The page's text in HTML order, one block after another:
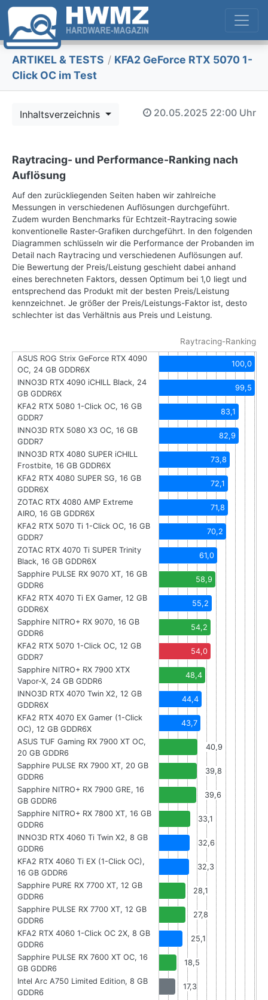
ARTIKEL & TESTS / KFA2 GeForce RTX 5070 1-
Click OC im Test
Inhaltsverzeichnis 20.05.2025 22:00 Uhr
Raytracing- und Performance-Ranking nach
Auflösung
Auf den zurückliegenden Seiten haben wir zahlreiche
Messungen in verschiedenen Auflösungen durchgeführt.
Zudem wurden Benchmarks für Echtzeit-Raytracing sowie
konventionelle Raster-Grafiken durchgeführt. In den folgenden
Diagrammen schlüsseln wir die Performance der Probanden im
Detail nach Raytracing und verschiedenen Auflösungen auf.
Die Bewertung der Preis/Leistung geschieht dabei anhand
eines berechneten Faktors, dessen Optimum bei 1,0 liegt und
entsprechend das Produkt mit der besten Preis/Leistung
kennzeichnet. Je größer der Preis/Leistungs-Faktor ist, desto
schlechter ist das Verhältnis aus Preis und Leistung.
Raytracing-Ranking
ASUS ROG Strix GeForce RTX 4090
OC, 24 GB GDDR6X
100,0
INNO3D RTX 4090 iCHILL Black, 24
GB GDDR6X
99,5
KFA2 RTX 5080 1-Click OC, 16 GB
GDDR7
83,1
INNO3D RTX 5080 X3 OC, 16 GB
GDDR7
82,9
INNO3D RTX 4080 SUPER iCHILL
Frostbite, 16 GB GDDR6X
73,8
KFA2 RTX 4080 SUPER SG, 16 GB
GDDR6X
72,1
ZOTAC RTX 4080 AMP Extreme
AIRO, 16 GB GDDR6X
71,8
KFA2 RTX 5070 Ti 1-Click OC, 16 GB
GDDR7
70,2
ZOTAC RTX 4070 Ti SUPER Trinity
Black, 16 GB GDDR6X
61,0
Sapphire PULSE RX 9070 XT, 16 GB
GDDR6
58,9
KFA2 RTX 4070 Ti EX Gamer, 12 GB
GDDR6X
55,2
Sapphire NITRO+ RX 9070, 16 GB
GDDR6
54,2
KFA2 RTX 5070 1-Click OC, 12 GB
GDDR7
54,0
Sapphire NITRO+ RX 7900 XTX
Vapor-X, 24 GB GDDR6
48,4
INNO3D RTX 4070 Twin X2, 12 GB
GDDR6X
44,4
KFA2 RTX 4070 EX Gamer (1-Click
OC), 12 GB GDDR6X
43,7
ASUS TUF Gaming RX 7900 XT OC,
20 GB GDDR6
40,9
Sapphire PULSE RX 7900 XT, 20 GB
GDDR6
39,8
Sapphire NITRO+ RX 7900 GRE, 16
GB GDDR6
39,6
Sapphire NITRO+ RX 7800 XT, 16 GB
GDDR6
33,1
INNO3D RTX 4060 Ti Twin X2, 8 GB
GDDR6
32,6
KFA2 RTX 4060 Ti EX (1-Click OC),
16 GB GDDR6
32,3
Sapphire PURE RX 7700 XT, 12 GB
GDDR6
28,1
Sapphire PULSE RX 7700 XT, 12 GB
GDDR6
27,8
KFA2 RTX 4060 1-Click OC 2X, 8 GB
GDDR6
25,1
Sapphire PULSE RX 7600 XT OC, 16
GB GDDR6
18,5
Intel Arc A750 Limited Edition, 8 GB
GDDR6
17,3